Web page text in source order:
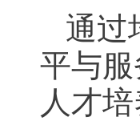
通过
平与
人才